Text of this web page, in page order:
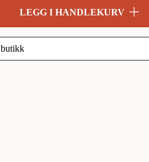
LEGG I HANDLEKURV